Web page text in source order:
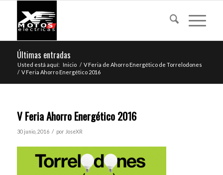
Últimas entradas
Usted está aquí: Inicio / V Feria de Ahorro Energético de Torrelodones
/ V Feria Ahorro Energético 2016
V Feria Ahorro Energético 2016
30 junio, 2016 / por JoseXR